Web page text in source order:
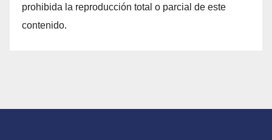
prohibida la reproducción total o parcial de este
contenido.